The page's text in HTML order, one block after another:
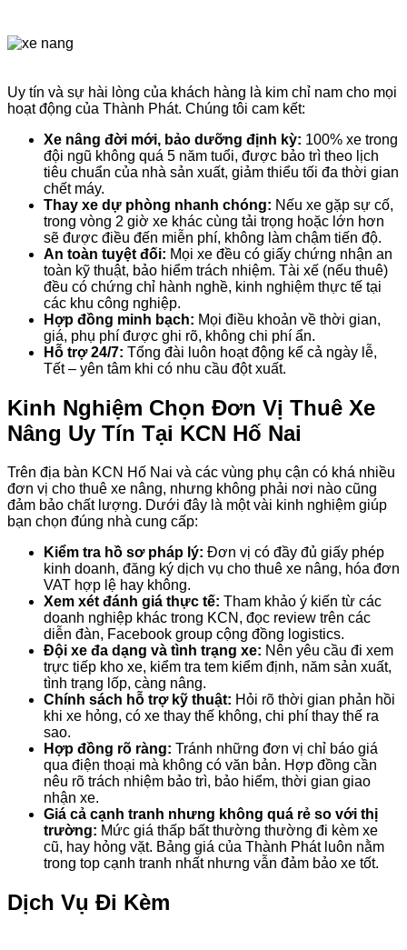
Uy tín và sự hài lòng của khách hàng là kim chỉ nam cho mọi
hoạt động của Thành Phát. Chúng tôi cam kết:
Xe nâng đời mới, bảo dưỡng định kỳ: 100% xe trong
đội ngũ không quá 5 năm tuổi, được bảo trì theo lịch
tiêu chuẩn của nhà sản xuất, giảm thiểu tối đa thời gian
chết máy.
Thay xe dự phòng nhanh chóng: Nếu xe gặp sự cố,
trong vòng 2 giờ xe khác cùng tải trọng hoặc lớn hơn
sẽ được điều đến miễn phí, không làm chậm tiến độ.
An toàn tuyệt đối: Mọi xe đều có giấy chứng nhận an
toàn kỹ thuật, bảo hiểm trách nhiệm. Tài xế (nếu thuê)
đều có chứng chỉ hành nghề, kinh nghiệm thực tế tại
các khu công nghiệp.
Hợp đồng minh bạch: Mọi điều khoản về thời gian,
giá, phụ phí được ghi rõ, không chi phí ẩn.
Hỗ trợ 24/7: Tổng đài luôn hoạt động kể cả ngày lễ,
Tết – yên tâm khi có nhu cầu đột xuất.
Kinh Nghiệm Chọn Đơn Vị Thuê Xe
Nâng Uy Tín Tại KCN Hố Nai
Trên địa bàn KCN Hố Nai và các vùng phụ cận có khá nhiều
đơn vị cho thuê xe nâng, nhưng không phải nơi nào cũng
đảm bảo chất lượng. Dưới đây là một vài kinh nghiệm giúp
bạn chọn đúng nhà cung cấp:
Kiểm tra hồ sơ pháp lý: Đơn vị có đầy đủ giấy phép
kinh doanh, đăng ký dịch vụ cho thuê xe nâng, hóa đơn
VAT hợp lệ hay không.
Xem xét đánh giá thực tế: Tham khảo ý kiến từ các
doanh nghiệp khác trong KCN, đọc review trên các
diễn đàn, Facebook group cộng đồng logistics.
Đội xe đa dạng và tình trạng xe: Nên yêu cầu đi xem
trực tiếp kho xe, kiểm tra tem kiểm định, năm sản xuất,
tình trạng lốp, càng nâng.
Chính sách hỗ trợ kỹ thuật: Hỏi rõ thời gian phản hồi
khi xe hỏng, có xe thay thế không, chi phí thay thế ra
sao.
Hợp đồng rõ ràng: Tránh những đơn vị chỉ báo giá
qua điện thoại mà không có văn bản. Hợp đồng cần
nêu rõ trách nhiệm bảo trì, bảo hiểm, thời gian giao
nhận xe.
Giá cả cạnh tranh nhưng không quá rẻ so với thị
trường: Mức giá thấp bất thường thường đi kèm xe
cũ, hay hỏng vặt. Bảng giá của Thành Phát luôn nằm
trong top cạnh tranh nhất nhưng vẫn đảm bảo xe tốt.
Dịch Vụ Đi Kèm